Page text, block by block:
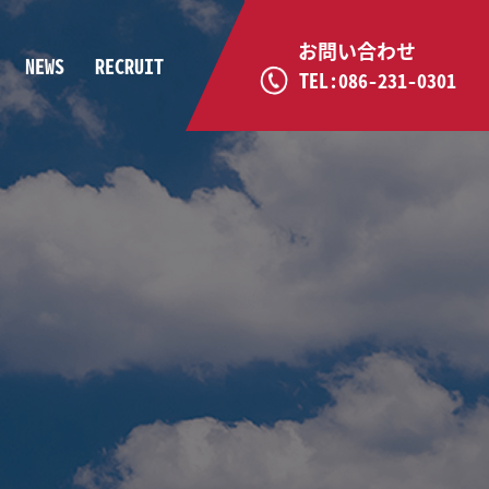
NEWS RECRUIT
お問い合わせ
TEL:086-231-0301